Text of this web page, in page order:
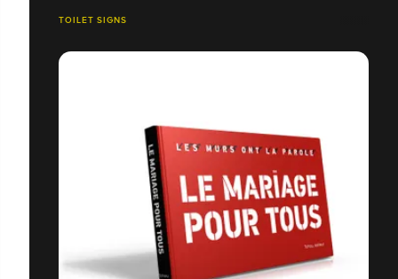
TOILET SIGNS